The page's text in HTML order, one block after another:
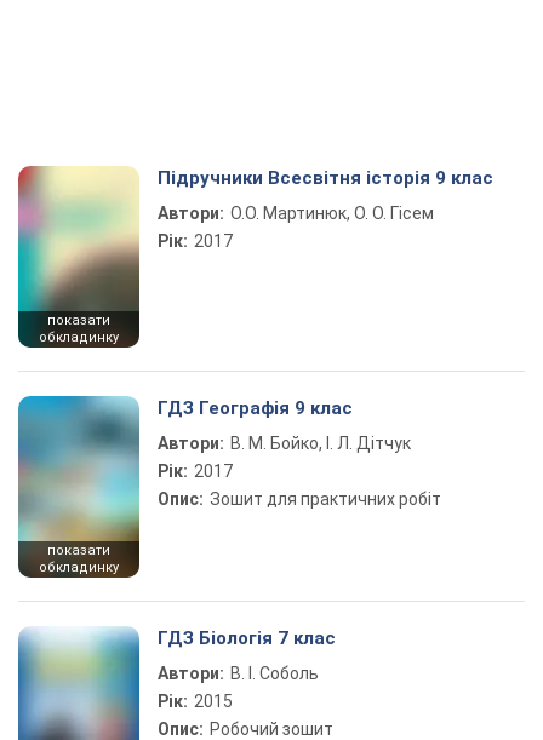
показати
обкладинку
Підручники Всесвітня історія 9 клас
Автори: О.О. Мартинюк, О. О. Гісем
Рік: 2017
показати
обкладинку
ГДЗ Географія 9 клас
Автори: В. М. Бойко, І. Л. Дітчук
Рік: 2017
Опис: Зошит для практичних робіт
ГДЗ Біологія 7 клас
Автори: В. І. Соболь
Рік: 2015
Опис: Робочий зошит